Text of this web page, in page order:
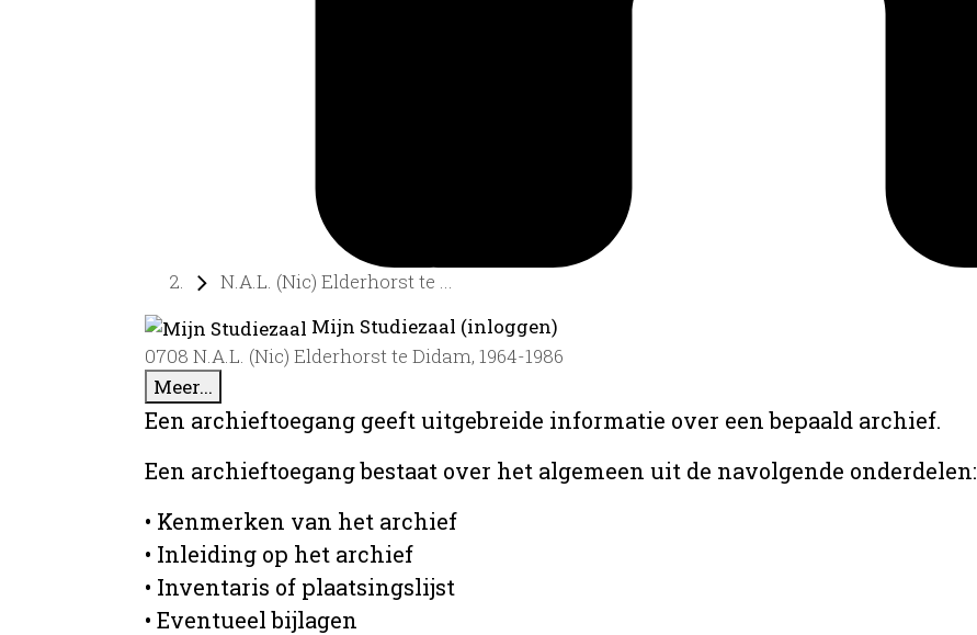
N.A.L. (Nic) Elderhorst te ...
Mijn Studiezaal (inloggen)
0708 N.A.L. (Nic) Elderhorst te Didam, 1964-1986
Meer...
Een archieftoegang geeft uitgebreide informatie over een bepaald archief.
Een archieftoegang bestaat over het algemeen uit de navolgende onderdelen:
• Kenmerken van het archief
• Inleiding op het archief
• Inventaris of plaatsingslijst
• Eventueel bijlagen